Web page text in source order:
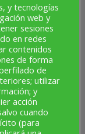
y tecnologías
web y
sesiones
en redes
contenidos
de forma
de
utilizar
y
acción
cuando
(para